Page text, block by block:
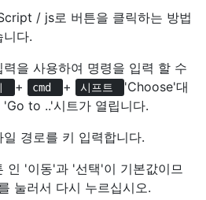
/ js로 버튼을 클릭하는 방법
니다.
력을 사용하여 명령을 입력 할 수
+ cmd + 시프트
'Choose'대
'Go to ..'시트가 열립니다.
일 경로를 키 입력합니다.
인 '이동'과 '선택'이 기본값이므
눌러서 다시 누르십시오.